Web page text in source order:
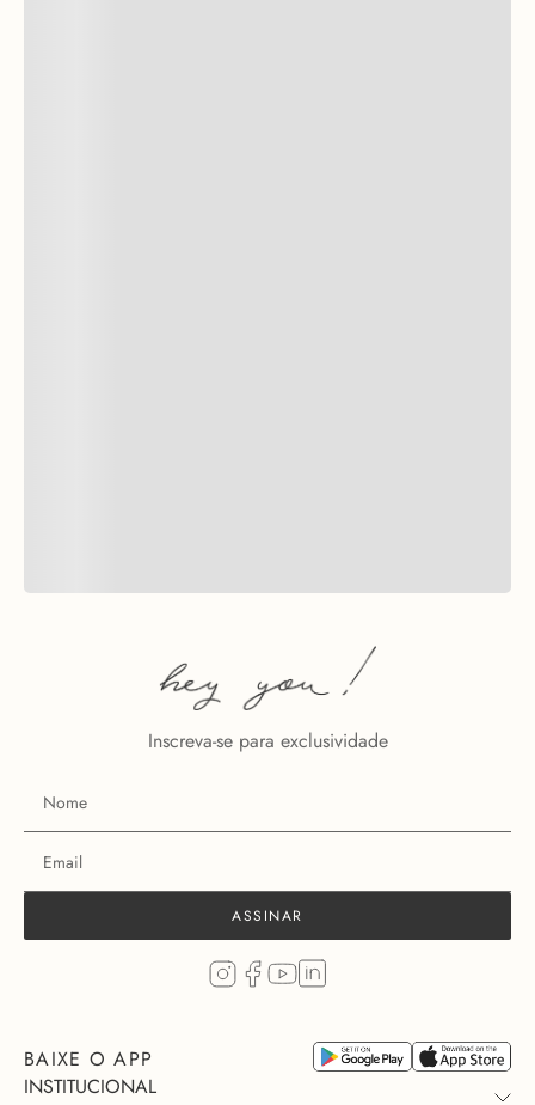
Inscreva-se para exclusividade
ASSINAR
BAIXE O APP
INSTITUCIONAL